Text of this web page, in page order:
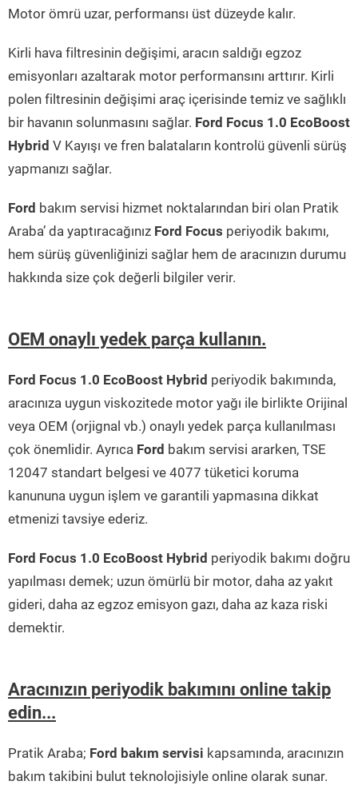
Motor ömrü uzar, performansı üst düzeyde kalır.
Kirli hava filtresinin değişimi, aracın saldığı egzoz
emisyonları azaltarak motor performansını arttırır. Kirli
polen filtresinin değişimi araç içerisinde temiz ve sağlıklı
bir havanın solunmasını sağlar. Ford Focus 1.0 EcoBoost
Hybrid V Kayışı ve fren balataların kontrolü güvenli sürüş
yapmanızı sağlar.
Ford bakım servisi hizmet noktalarından biri olan Pratik
Araba’ da yaptıracağınız Ford Focus periyodik bakımı,
hem sürüş güvenliğinizi sağlar hem de aracınızın durumu
hakkında size çok değerli bilgiler verir.
OEM onaylı yedek parça kullanın.
Ford Focus 1.0 EcoBoost Hybrid periyodik bakımında,
aracınıza uygun viskozitede motor yağı ile birlikte Orijinal
veya OEM (orjignal vb.) onaylı yedek parça kullanılması
çok önemlidir. Ayrıca Ford bakım servisi ararken, TSE
12047 standart belgesi ve 4077 tüketici koruma
kanununa uygun işlem ve garantili yapmasına dikkat
etmenizi tavsiye ederiz.
Ford Focus 1.0 EcoBoost Hybrid periyodik bakımı doğru
yapılması demek; uzun ömürlü bir motor, daha az yakıt
gideri, daha az egzoz emisyon gazı, daha az kaza riski
demektir.
Aracınızın periyodik bakımını online takip
edin...
Pratik Araba; Ford bakım servisi kapsamında, aracınızın
bakım takibini bulut teknolojisiyle online olarak sunar.